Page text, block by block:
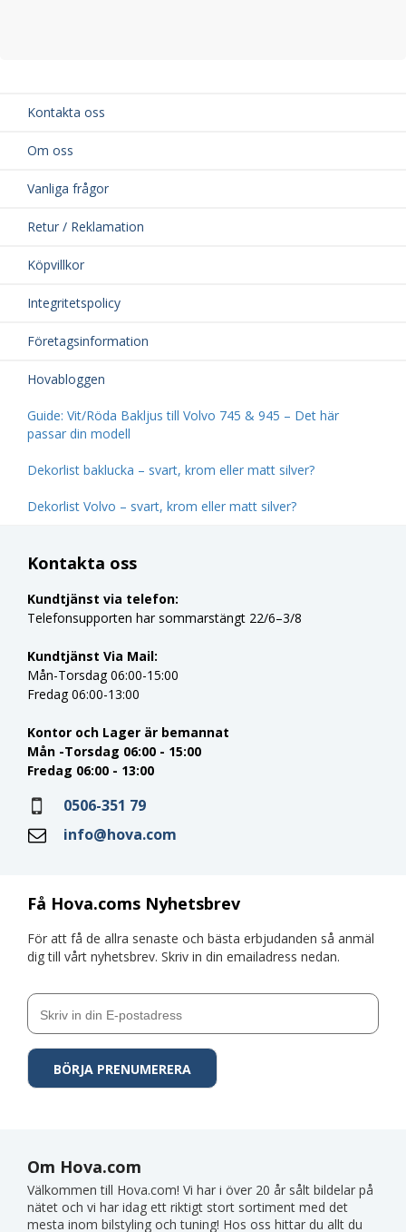
Kontakta oss
Om oss
Vanliga frågor
Retur / Reklamation
Köpvillkor
Integritetspolicy
Företagsinformation
Hovabloggen
Guide: Vit/Röda Bakljus till Volvo 745 & 945 – Det här
passar din modell
Dekorlist baklucka – svart, krom eller matt silver?
Dekorlist Volvo – svart, krom eller matt silver?
Få Hova.coms Nyhetsbrev
För att få de allra senaste och bästa erbjudanden så anmäl
dig till vårt nyhetsbrev. Skriv in din emailadress nedan.
Kontakta oss
Kundtjänst via telefon:
Telefonsupporten har sommarstängt 22/6–3/8
Kundtjänst Via Mail:
Mån-Torsdag 06:00-15:00
Fredag 06:00-13:00
Kontor och Lager är bemannat
Mån -Torsdag 06:00 - 15:00
Fredag 06:00 - 13:00
0506-351 79
info@hova.com
Om Hova.com
Välkommen till Hova.com! Vi har i över 20 år sålt bildelar på
nätet och vi har idag ett riktigt stort sortiment med det
mesta inom bilstyling och tuning! Hos oss hittar du allt du